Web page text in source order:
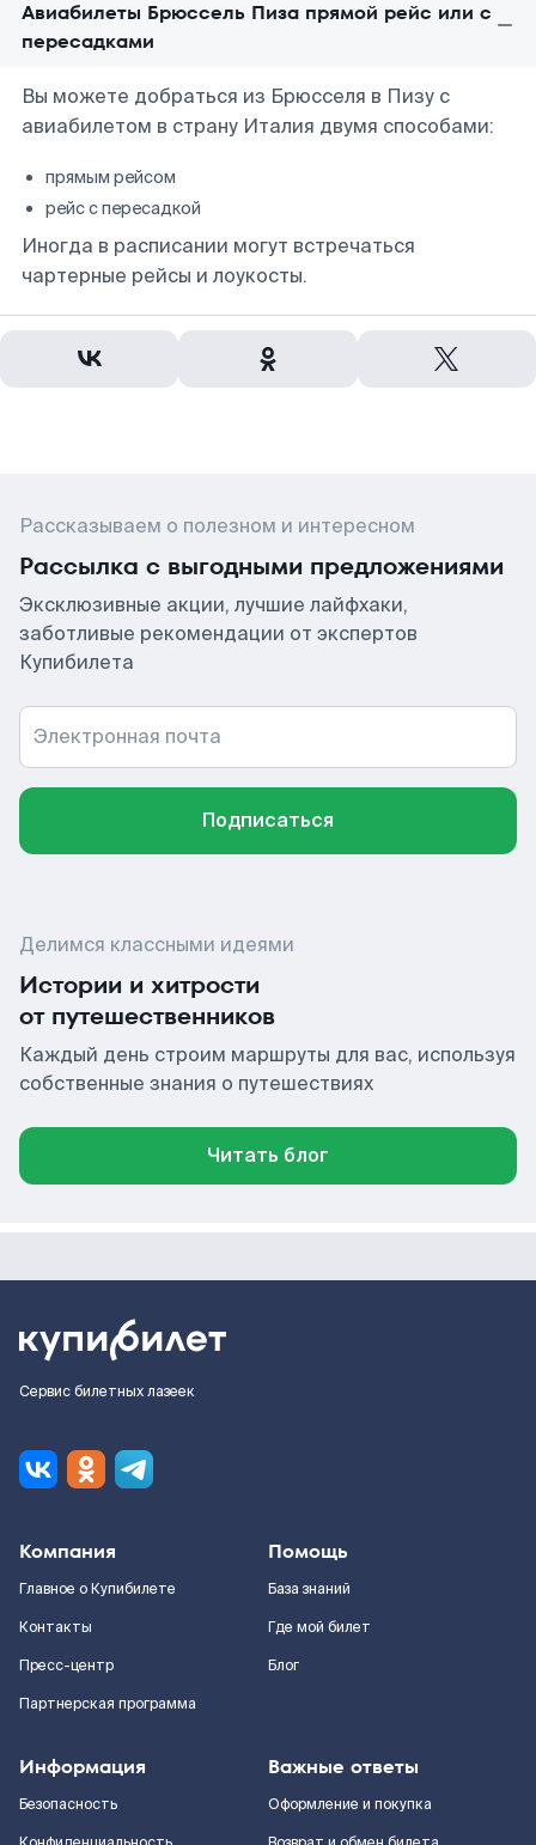
Авиабилеты Брюссель Пиза прямой рейс или с
пересадками
Вы можете добраться из Брюсселя в Пизу с
авиабилетом в страну Италия двумя способами:
прямым рейсом
рейс с пересадкой
Иногда в расписании могут встречаться
чартерные рейсы и лоукосты.
Рассказываем о полезном и интересном
Рассылка с выгодными предложениями
Эксклюзивные акции, лучшие лайфхаки,
заботливые рекомендации от экспертов
Купибилета
Электронная почта
Подписаться
Делимся классными идеями
Истории и хитрости
от путешественников
Каждый день строим маршруты для вас, используя
собственные знания о путешествиях
Читать блог
Сервис билетных лазеек
Компания
Главное о Купибилете
Контакты
Пресс-центр
Партнерская программа
Помощь
База знаний
Где мой билет
Блог
Информация
Безопасность
Важные ответы
Оформление и покупка